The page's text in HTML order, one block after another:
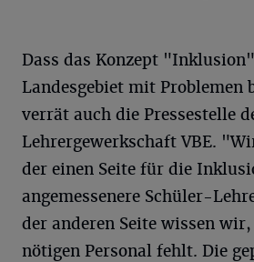
Dass das Konzept
Landesgebiet mit Problemen
verrät auch die Pressestelle
Lehrergewerkschaft VBE.
der einen Seite für die
angemessenere Schüler-
der anderen Seite wissen wir,
nötigen Personal fehlt. Die